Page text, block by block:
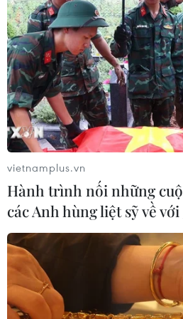
vietnamplus.vn
Hành trình nối những
các Anh hùng liệt sỹ về